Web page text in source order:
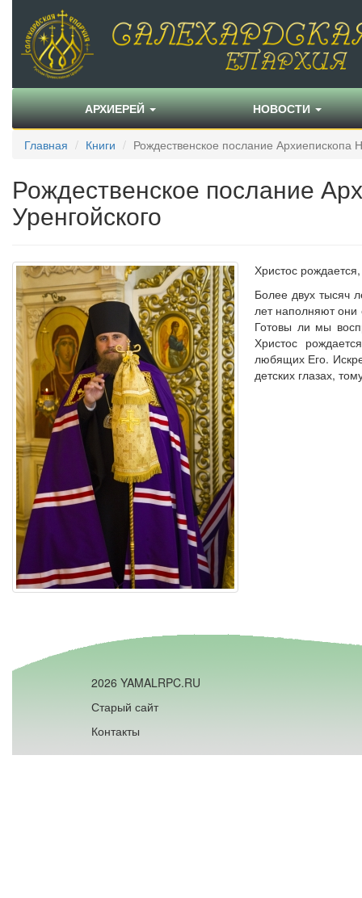
АРХИЕРЕЙ НОВОСТИ
Главная Книги Рождественское послание Архиепископа
Рождественское послание
Уренгойского
Христос
Более двух тысяч
лет наполняют
Готовы ли мы
Христос
любящих Его.
детских глазах,
2026 YAMALRPC.RU
Старый сайт
Контакты